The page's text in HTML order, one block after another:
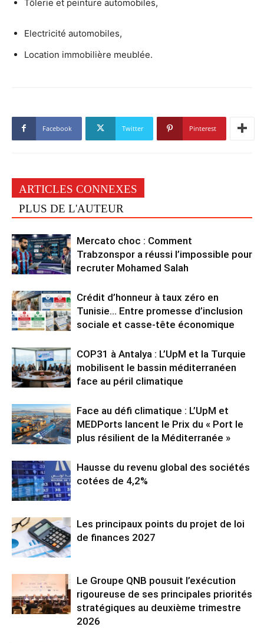
Tôlerie et peinture automobiles,
Electricité automobiles,
Location immobilière meublée.
Facebook Twitter Pinterest
ARTICLES CONNEXES
PLUS DE L'AUTEUR
Mercato choc : Comment
Trabzonspor a réussi l’impossible pour
recruter Mohamed Salah
Crédit d’honneur à taux zéro en
Tunisie… Entre promesse d’inclusion
sociale et casse-tête économique
COP31 à Antalya : L’UpM et la Turquie
mobilisent le bassin méditerranéen
face au péril climatique
Face au défi climatique : L’UpM et
MEDPorts lancent le Prix du « Port le
plus résilient de la Méditerranée »
Hausse du revenu global des sociétés
cotées de 4,2%
Les principaux points du projet de loi
de finances 2027
Le Groupe QNB pousuit l’exécution
rigoureuse de ses principales priorités
stratégiques au deuxième trimestre
2026